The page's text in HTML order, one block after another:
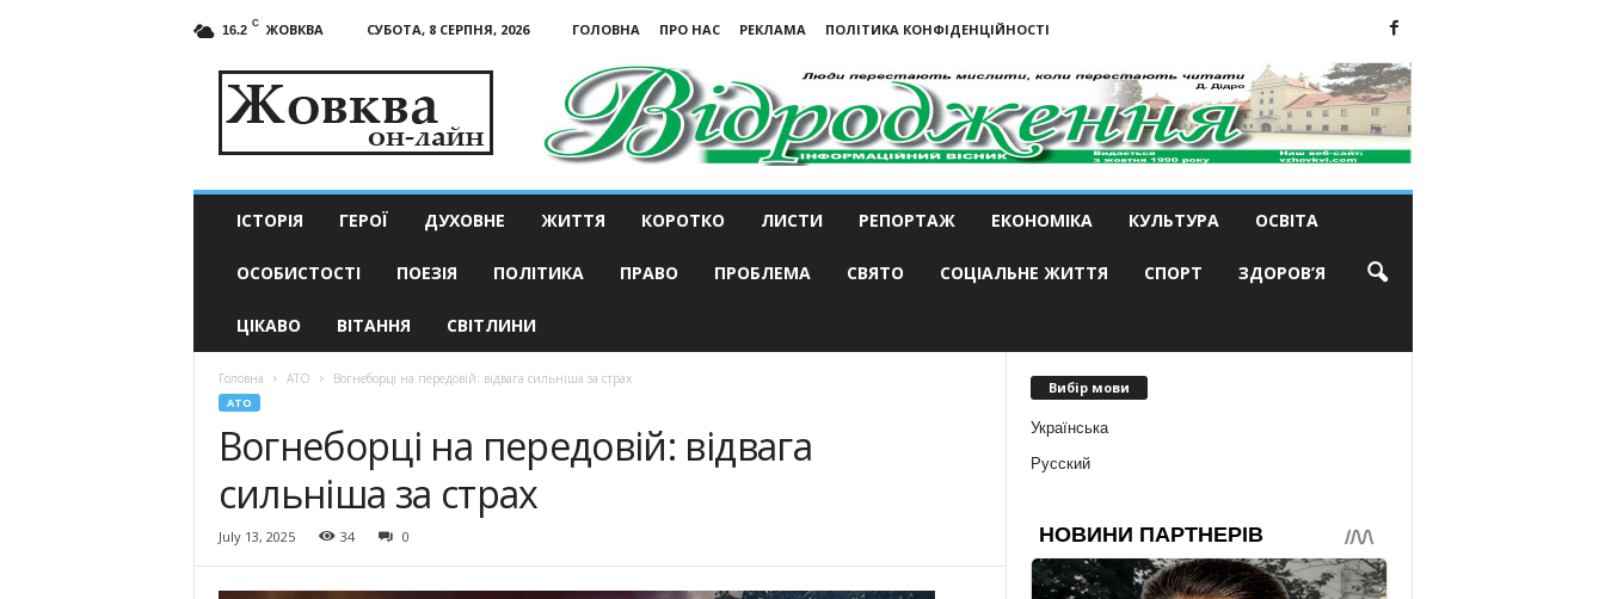
16.2 C ЖОВКВА СУБОТА, 8 СЕРПНЯ, 2026 ГОЛОВНА ПРО НАС РЕКЛАМА
ПОЛІТИКА КОНФІДЕНЦІЙНОСТІ
актуальні
ІСТОРІЯ ГЕРОЇ ДУХОВНЕ ЖИТТЯ КОРОТКО ЛИСТИ РЕПОРТАЖ ЕКОНОМІКА КУЛЬТУРА ОСВІТА
ОСОБИСТОСТІ ПОЕЗІЯ ПОЛІТИКА ПРАВО ПРОБЛЕМА СВЯТО СОЦІАЛЬНЕ ЖИТТЯ СПОРТ ЗДОРОВ’Я
ЦІКАВО ВІТАННЯ СВІТЛИНИ
Головна АТО Вогнеборці на передовій: відвага сильніша за страх
АТО
Вогнеборці на передовій: відвага
сильніша за страх
July 13, 2025 34 0
Вибір мови
Українська
Русский